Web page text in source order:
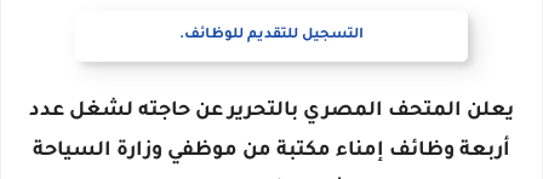
التسجيل للتقديم للوظائف.
يعلن المتحف المصري بالتحرير عن حاجته لشغل عدد
أربعة وظائف إمناء مكتبة من موظفي وزارة السياحة